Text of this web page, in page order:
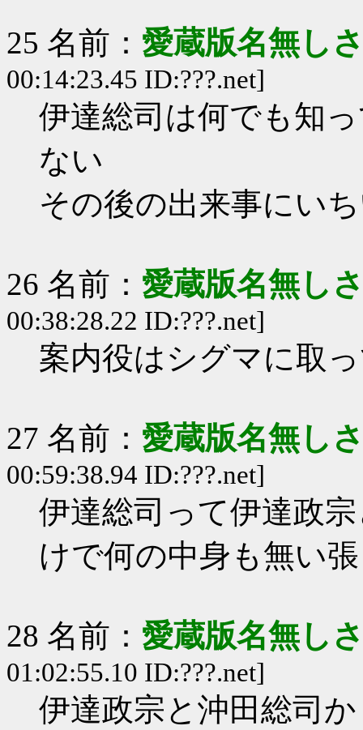
25 名前： 愛蔵版名無し
00:14:23.45 ID:???.net]
伊達総司は何でも知
ない
その後の出来事にい
26 名前： 愛蔵版名無し
00:38:28.22 ID:???.net]
案内役はシグマに取
27 名前： 愛蔵版名無し
00:59:38.94 ID:???.net]
伊達総司って伊達政
けで何の中身も無い
28 名前： 愛蔵版名無し
01:02:55.10 ID:???.net]
伊達政宗と沖田総司